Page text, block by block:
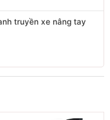
truyền xe nâng tay